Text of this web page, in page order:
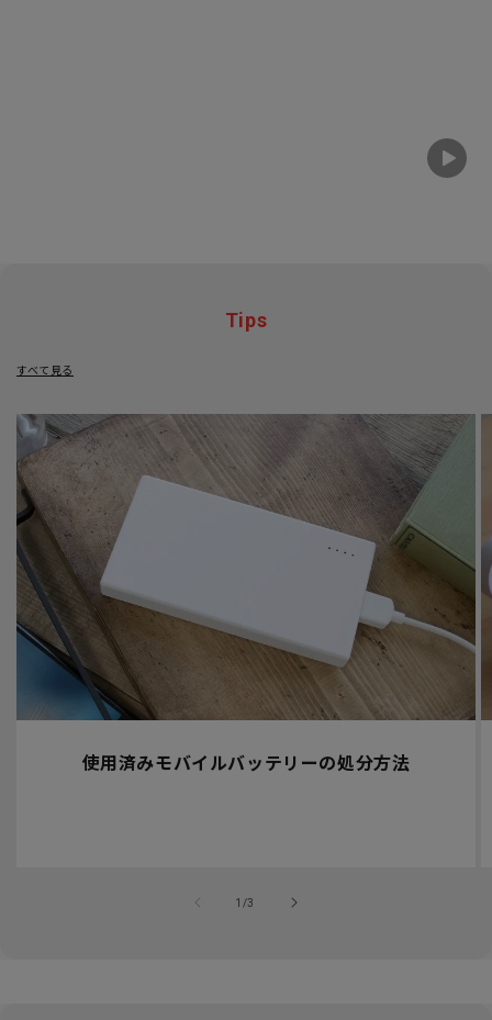
Tips
すべて見る
使用済みモバイルバッテリーの処分方法
1 /
の3